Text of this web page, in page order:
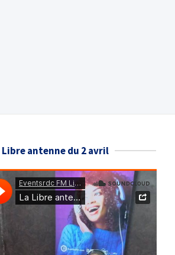
Libre antenne du 2 avril